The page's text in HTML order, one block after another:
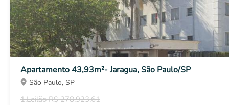
Apartamento 43,93m²- Jaragua, São Paulo/SP
São Paulo, SP
1.Leilão R$ 278.923,61